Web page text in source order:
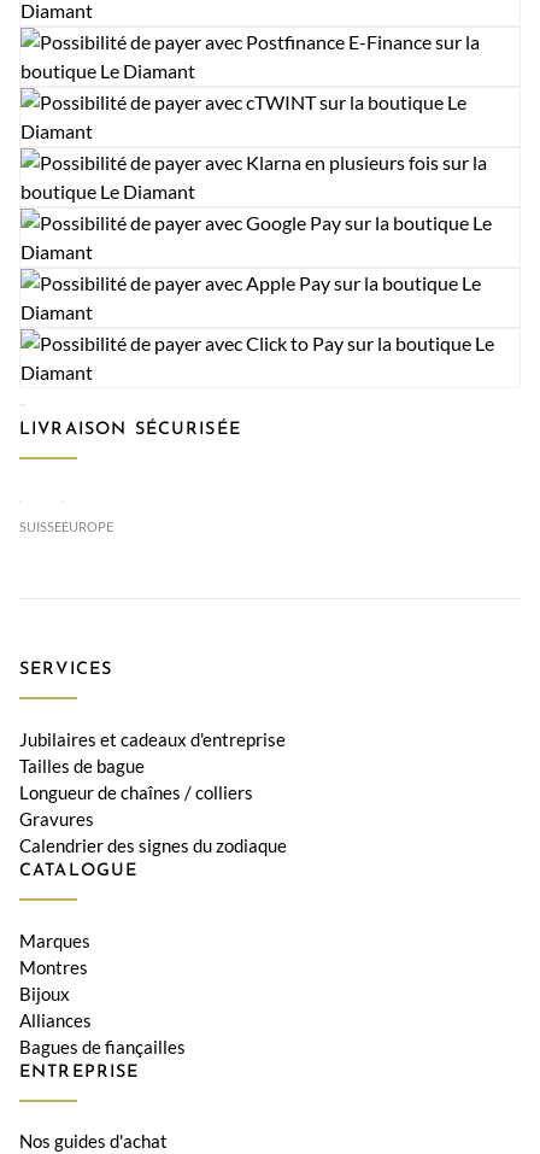
LIVRAISON SÉCURISÉE
SUISSEEUROPE
SERVICES
Jubilaires et cadeaux d'entreprise
Tailles de bague
Longueur de chaînes / colliers
Gravures
Calendrier des signes du zodiaque
CATALOGUE
Marques
Montres
Bijoux
Alliances
Bagues de fiançailles
ENTREPRISE
Nos guides d'achat